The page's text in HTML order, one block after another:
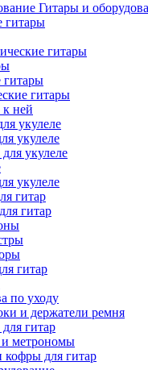
Гитары и
гитары
гитары
гитары
гитары
к ней
укулеле
укулеле
укулеле
укулеле
гитар
гитар
гитар
по уходу
и держатели ремня
гитар
метрономы
кофры для гитар